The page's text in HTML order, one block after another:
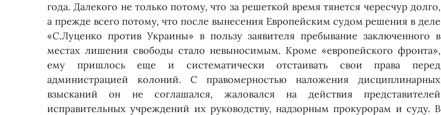
года. Далекого не только потому, что за решеткой время тянется чересчур долго,
а прежде всего потому, что после вынесения Европейским судом решения в деле
«С.Луценко против Украи­ны» в пользу заявителя пребывание заключенного в
местах лишения свободы стало невыносимым. Кроме «европейского фронта»,
ему пришлось еще и систематически отстаивать свои права перед
администрацией колоний. С правомерностью наложения дисцип­линарных
взысканий он не соглашался, жаловался на действия представителей
исправительных учреждений их руководству, надзорным прокурорам и суду. В